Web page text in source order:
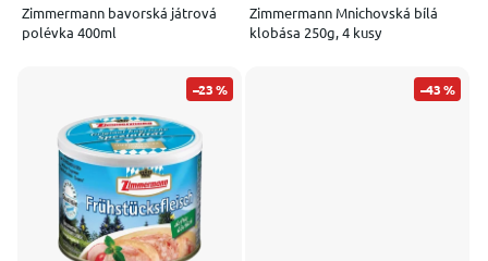
Zimmermann bavorská játrová
polévka 400ml
Zimmermann Mnichovská bílá
klobása 250g, 4 kusy
–23 % –43 %